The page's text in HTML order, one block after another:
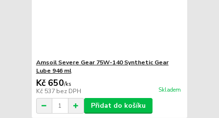
Amsoil Severe Gear 75W-140 Synthetic Gear
Lube 946 ml
Kč 650/ks
Kč 537 bez DPH Skladem
Přidat do košíku